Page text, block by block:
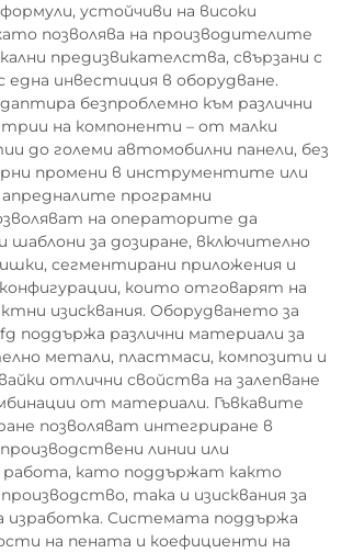
устойчиви на високи
позволява на производителите
предизвикателства, свързани с
една инвестиция в оборудване.
безпроблемно към различни
на компоненти – от малки
до големи автомобилни панели, без
промени в инструментите или
програмни
на операторите да
шаблони за дозиране, включително
сегментирани приложения и
които отговарят на
изисквания. Оборудването за
поддържа различни материали за
метали, пластмаси, композити и
отлични свойства на залепване
от материали. Гъвкавите
позволяват интегриране в
линии или
като поддържат както
така и изисквания за
изработка. Системата поддържа
на пената и коефициенти на